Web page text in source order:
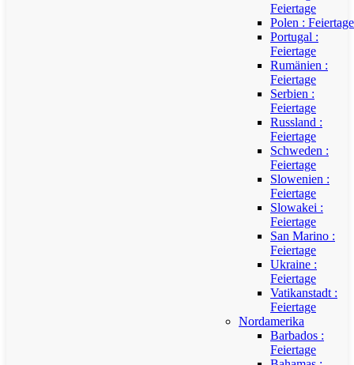
Feiertage
Polen : Feiertage
Portugal :
Feiertage
Rumänien :
Feiertage
Serbien :
Feiertage
Russland :
Feiertage
Schweden :
Feiertage
Slowenien :
Feiertage
Slowakei :
Feiertage
San Marino :
Feiertage
Ukraine :
Feiertage
Vatikanstadt :
Feiertage
Nordamerika
Barbados :
Feiertage